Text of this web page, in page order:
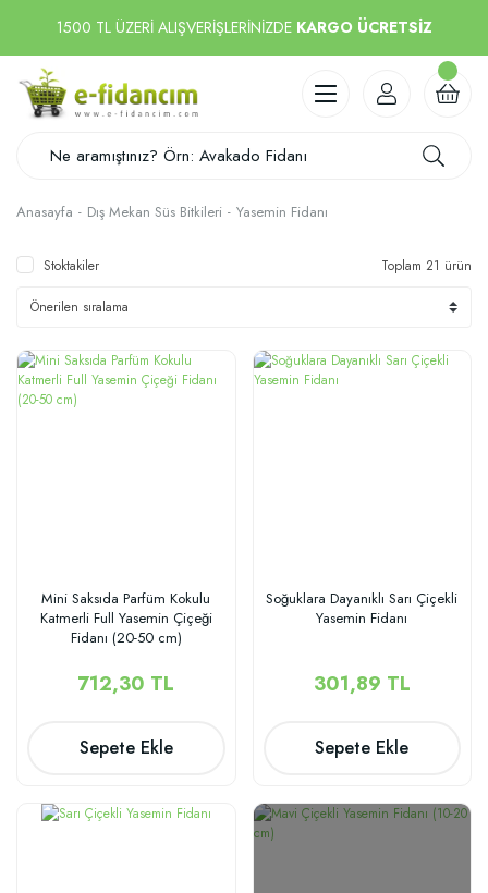
1500 TL ÜZERİ ALIŞVERİŞLERİNİZDE KARGO ÜCRETSİZ
Anasayfa Dış Mekan Süs Bitkileri Yasemin Fidanı
Stoktakiler Toplam 21 ürün
Mini Saksıda Parfüm Kokulu
Katmerli Full Yasemin Çiçeği
Fidanı (20-50 cm)
712,30 TL
Sepete Ekle
Soğuklara Dayanıklı Sarı Çiçekli
Yasemin Fidanı
301,89 TL
Sepete Ekle